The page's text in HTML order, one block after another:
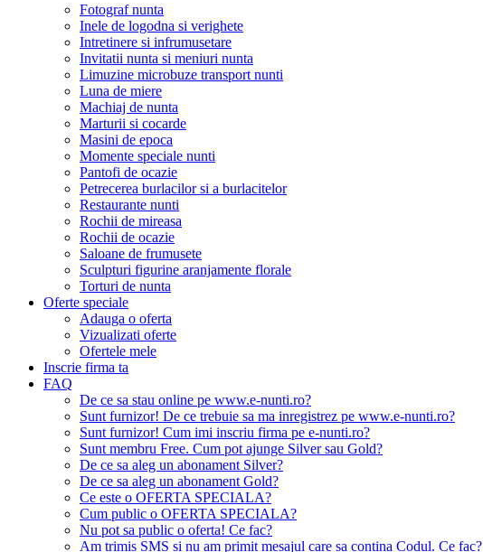
Fotograf nunta
Inele de logodna si verighete
Intretinere si infrumusetare
Invitatii nunta si meniuri nunta
Limuzine microbuze transport nunti
Luna de miere
Machiaj de nunta
Marturii si cocarde
Masini de epoca
Momente speciale nunti
Pantofi de ocazie
Petrecerea burlacilor si a burlacitelor
Restaurante nunti
Rochii de mireasa
Rochii de ocazie
Saloane de frumusete
Sculpturi figurine aranjamente florale
Torturi de nunta
Oferte speciale
Adauga o oferta
Vizualizati oferte
Ofertele mele
Inscrie firma ta
FAQ
De ce sa stau online pe www.e-nunti.ro?
Sunt furnizor! De ce trebuie sa ma inregistrez pe www.e-nunti.ro?
Sunt furnizor! Cum imi inscriu firma pe e-nunti.ro?
Sunt membru Free. Cum pot ajunge Silver sau Gold?
De ce sa aleg un abonament Silver?
De ce sa aleg un abonament Gold?
Ce este o OFERTA SPECIALA?
Cum public o OFERTA SPECIALA?
Nu pot sa public o oferta! Ce fac?
Am trimis SMS si nu am primit mesajul care sa contina Codul. Ce fac?